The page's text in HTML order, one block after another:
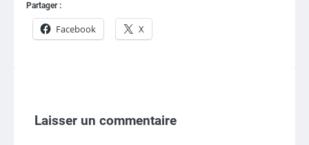
Partager :
Facebook X
Laisser un commentaire